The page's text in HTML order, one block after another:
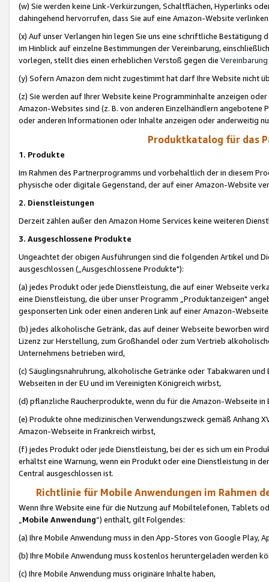
(w) Sie werden keine Link-Verkürzungen, Schaltflächen, Hyperlinks
dahingehend hervorrufen, dass Sie auf eine Amazon-Website
(x) Auf unser Verlangen hin legen Sie uns eine schriftliche
im Hinblick auf einzelne Bestimmungen der Vereinbarung,
vorlegen, stellt dies einen erheblichen Verstoß gegen die Vereinbarung
(y) Sofern Amazon dem nicht zugestimmt hat darf Ihre Website nicht
(z) Sie werden auf Ihrer Website keine Programminhalte anzeigen
Amazon-Websites sind (z. B. von anderen Einzelhändlern
oder anderen Informationen oder Inhalte anzeigen oder anderweitig
Produktkatalog für das
1. Produkte
Im Rahmen des Partnerprogramms und vorbehaltlich der in diesem
physische oder digitale Gegenstand, der auf einer Amazon-Website
2. Dienstleistungen
Derzeit zählen außer den Amazon Home Services keine weiteren
3. Ausgeschlossene Produkte
Ungeachtet der obigen Ausführungen sind die folgenden Artikel und
ausgeschlossen („Ausgeschlossene Produkte"):
(a) jedes Produkt oder jede Dienstleistung, die auf einer Webseite
eine Dienstleistung, die über unser Programm „Produktanzeigen"
gesponserten Link oder einen anderen Link auf einer Amazon-
(b) jedes alkoholische Getränk, das auf deiner Webseite beworben
Lizenz zur Herstellung, zum Großhandel oder zum Vertrieb
Unternehmens betrieben wird,
(c) Säuglingsnahruhrung, alkoholische Getränke oder Tabakwaren
Webseiten in der EU und im Vereinigten Königreich wirbst,
(d) pflanzliche Raucherprodukte, wenn du für die Amazon-Webseite in
(e) Produkte ohne medizinischen Verwendungszweck gemäß Anhang
Amazon-Webseite in Frankreich wirbst,
(f) jedes Produkt oder jede Dienstleistung, bei der es sich um ein
erhältst eine Warnung, wenn ein Produkt oder eine Dienstleistung in
Central ausgeschlossen ist.
Richtlinie für Mobile Anwendungen im Rahmen
Wenn Ihre Website eine für die Nutzung auf Mobiltelefonen, Tablets
„Mobile Anwendung“) enthält, gilt Folgendes:
(a) Ihre Mobile Anwendung muss in den App-Stores von Google Play,
(b) Ihre Mobile Anwendung muss kostenlos heruntergeladen werden
(c) Ihre Mobile Anwendung muss originäre Inhalte haben,